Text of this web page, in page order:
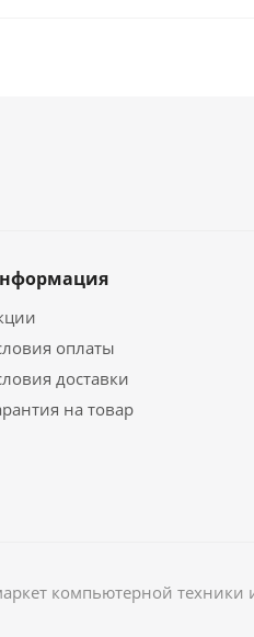
оплаты
доставки
на товар
компьютерной техники